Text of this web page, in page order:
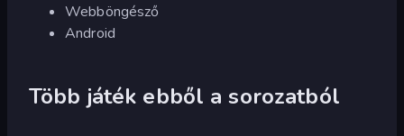
Webböngésző
Android
Több játék ebből a sorozatból